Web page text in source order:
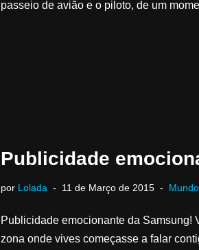
passeio de avião e o piloto, de um
Publicidade
por Lolada 11 de Março de 2015 Mundo
Publicidade emocionante da Samsung!
zona onde vives começasse a falar